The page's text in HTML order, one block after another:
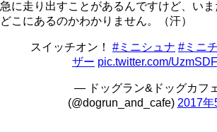
急に走り出すことがあるんですけど、い
どこにあるのかわかりません。（汗）
スイッチオン！ #ミニシュナ #ミニ
ザー pic.twitter.com/
— ドッグラン&ドッグカフ
(@dogrun_and_cafe) 2017年